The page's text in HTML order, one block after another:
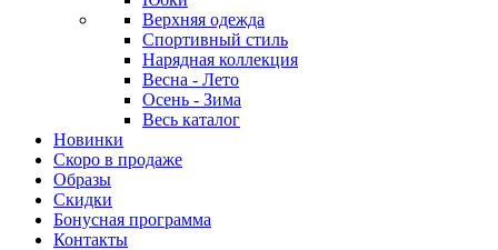
Верхняя одежда
Спортивный стиль
Нарядная коллекция
Весна - Лето
Осень - Зима
Весь каталог
Новинки
Скоро в продаже
Образы
Скидки
Бонусная программа
Контакты